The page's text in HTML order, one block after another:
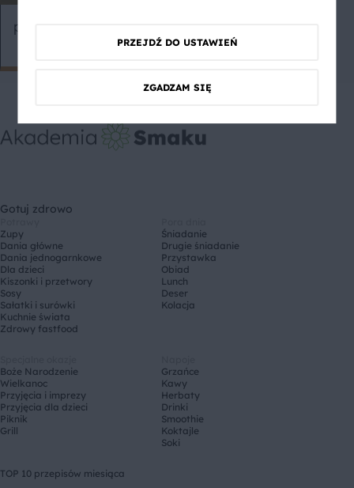
przygotowanie bezy
Gotuj zdrowo
Zupy
Dania główne
Dania jednogarnkowe
Dla dzieci
Kiszonki i przetwory
Sosy
Sałatki i surówki
Kuchnie świata
Zdrowy fastfood
Śniadanie
Drugie śniadanie
Przystawka
Obiad
Lunch
Deser
Kolacja
Boże Narodzenie
Wielkanoc
Przyjęcia i imprezy
Przyjęcia dla dzieci
Piknik
Grill
Grzańce
Kawy
Herbaty
Drinki
Smoothie
Koktajle
Soki
TOP 10 przepisów miesiąca
PRZEJDŹ DO USTAWIEŃ
ZGADZAM SIĘ